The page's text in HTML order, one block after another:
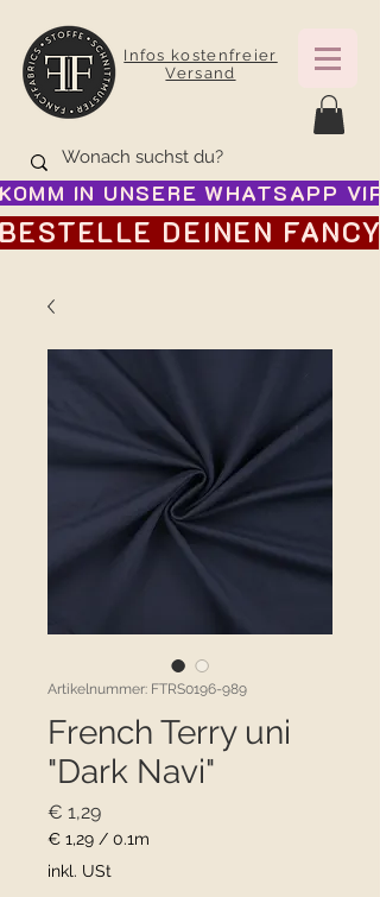
Infos kostenfreier
Versand
KOMM IN UNSERE WHATSAPP
BESTELLE DEINEN
Artikelnummer: FTRS0196-989
French Terry uni
"Dark Navi"
€ 1,29Preis
€ 1,29 / 0.1m
€ 1,29
inkl. USt